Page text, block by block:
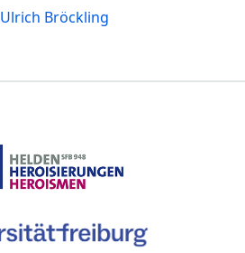
Ulrich Bröckling